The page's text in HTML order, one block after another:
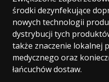
środki dezynfekujące
nowych technologii
dystrybucji tych
także znaczenie lokalnej
medycznego oraz
łańcuchów dostaw.